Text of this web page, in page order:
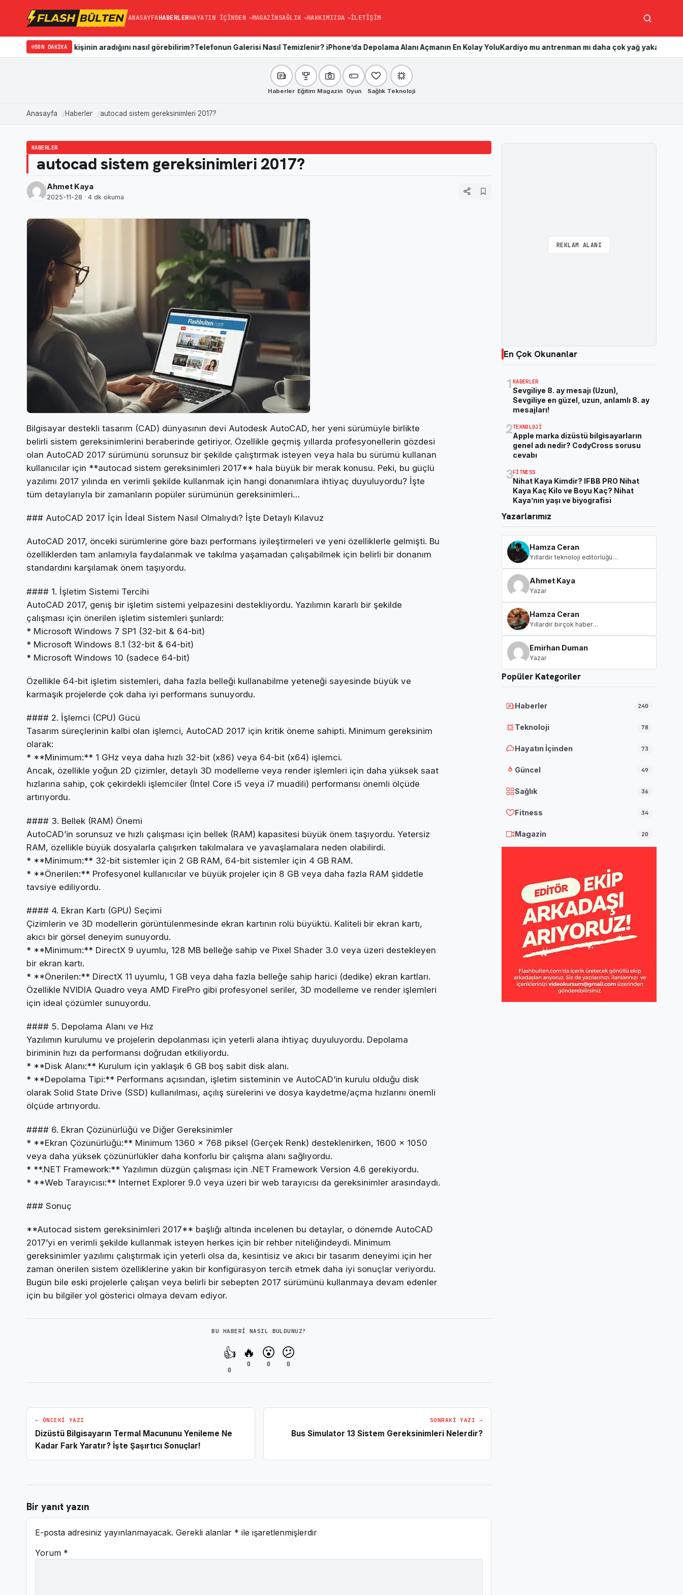
ANASAYFAHABERLERHAYATIN İÇINDEN MAGAZINSAĞLIK HAKKIMIZDA İLETIŞIM Ara
SON DAKIKA
kişinin aradığını nasıl görebilirim?Telefonun Galerisi Nasıl Temizlenir? iPhone’da Depolama Alanı Açmanın En Kolay YoluKardiyo mu antrenman mı daha çok yağ yakar? Hangisi daha
Haberler Eğitim Magazin Oyun Sağlık Teknoloji
Anasayfa Haberler autocad sistem gereksinimleri 2017?
HABERLER
autocad sistem gereksinimleri 2017?
Ahmet Kaya
2025-11-28 · 4 dk okuma
Bilgisayar destekli tasarım (CAD) dünyasının devi Autodesk AutoCAD, her yeni sürümüyle birlikte
belirli sistem gereksinimlerini beraberinde getiriyor. Özellikle geçmiş yıllarda profesyonellerin gözdesi
olan AutoCAD 2017 sürümünü sorunsuz bir şekilde çalıştırmak isteyen veya hala bu sürümü kullanan
kullanıcılar için **autocad sistem gereksinimleri 2017** hala büyük bir merak konusu. Peki, bu güçlü
yazılımı 2017 yılında en verimli şekilde kullanmak için hangi donanımlara ihtiyaç duyuluyordu? İşte
tüm detaylarıyla bir zamanların popüler sürümünün gereksinimleri…
### AutoCAD 2017 İçin İdeal Sistem Nasıl Olmalıydı? İşte Detaylı Kılavuz
AutoCAD 2017, önceki sürümlerine göre bazı performans iyileştirmeleri ve yeni özelliklerle gelmişti. Bu
özelliklerden tam anlamıyla faydalanmak ve takılma yaşamadan çalışabilmek için belirli bir donanım
standardını karşılamak önem taşıyordu.
#### 1. İşletim Sistemi Tercihi
AutoCAD 2017, geniş bir işletim sistemi yelpazesini destekliyordu. Yazılımın kararlı bir şekilde
çalışması için önerilen işletim sistemleri şunlardı:
* Microsoft Windows 7 SP1 (32-bit & 64-bit)
* Microsoft Windows 8.1 (32-bit & 64-bit)
* Microsoft Windows 10 (sadece 64-bit)
Özellikle 64-bit işletim sistemleri, daha fazla belleği kullanabilme yeteneği sayesinde büyük ve
karmaşık projelerde çok daha iyi performans sunuyordu.
#### 2. İşlemci (CPU) Gücü
Tasarım süreçlerinin kalbi olan işlemci, AutoCAD 2017 için kritik öneme sahipti. Minimum gereksinim
olarak:
* **Minimum:** 1 GHz veya daha hızlı 32-bit (x86) veya 64-bit (x64) işlemci.
Ancak, özellikle yoğun 2D çizimler, detaylı 3D modelleme veya render işlemleri için daha yüksek saat
hızlarına sahip, çok çekirdekli işlemciler (Intel Core i5 veya i7 muadili) performansı önemli ölçüde
artırıyordu.
#### 3. Bellek (RAM) Önemi
AutoCAD’in sorunsuz ve hızlı çalışması için bellek (RAM) kapasitesi büyük önem taşıyordu. Yetersiz
RAM, özellikle büyük dosyalarla çalışırken takılmalara ve yavaşlamalara neden olabilirdi.
* **Minimum:** 32-bit sistemler için 2 GB RAM, 64-bit sistemler için 4 GB RAM.
* **Önerilen:** Profesyonel kullanıcılar ve büyük projeler için 8 GB veya daha fazla RAM şiddetle
tavsiye ediliyordu.
#### 4. Ekran Kartı (GPU) Seçimi
Çizimlerin ve 3D modellerin görüntülenmesinde ekran kartının rolü büyüktü. Kaliteli bir ekran kartı,
akıcı bir görsel deneyim sunuyordu.
* **Minimum:** DirectX 9 uyumlu, 128 MB belleğe sahip ve Pixel Shader 3.0 veya üzeri destekleyen
bir ekran kartı.
* **Önerilen:** DirectX 11 uyumlu, 1 GB veya daha fazla belleğe sahip harici (dedike) ekran kartları.
Özellikle NVIDIA Quadro veya AMD FirePro gibi profesyonel seriler, 3D modelleme ve render işlemleri
için ideal çözümler sunuyordu.
#### 5. Depolama Alanı ve Hız
Yazılımın kurulumu ve projelerin depolanması için yeterli alana ihtiyaç duyuluyordu. Depolama
biriminin hızı da performansı doğrudan etkiliyordu.
* **Disk Alanı:** Kurulum için yaklaşık 6 GB boş sabit disk alanı.
* **Depolama Tipi:** Performans açısından, işletim sisteminin ve AutoCAD’in kurulu olduğu disk
olarak Solid State Drive (SSD) kullanılması, açılış sürelerini ve dosya kaydetme/açma hızlarını önemli
ölçüde artırıyordu.
#### 6. Ekran Çözünürlüğü ve Diğer Gereksinimler
* **Ekran Çözünürlüğü:** Minimum 1360 x 768 piksel (Gerçek Renk) desteklenirken, 1600 x 1050
veya daha yüksek çözünürlükler daha konforlu bir çalışma alanı sağlıyordu.
* **.NET Framework:** Yazılımın düzgün çalışması için .NET Framework Version 4.6 gerekiyordu.
* **Web Tarayıcısı:** Internet Explorer 9.0 veya üzeri bir web tarayıcısı da gereksinimler arasındaydı.
### Sonuç
**Autocad sistem gereksinimleri 2017** başlığı altında incelenen bu detaylar, o dönemde AutoCAD
2017’yi en verimli şekilde kullanmak isteyen herkes için bir rehber niteliğindeydi. Minimum
gereksinimler yazılımı çalıştırmak için yeterli olsa da, kesintisiz ve akıcı bir tasarım deneyimi için her
zaman önerilen sistem özelliklerine yakın bir konfigürasyon tercih etmek daha iyi sonuçlar veriyordu.
Bugün bile eski projelerle çalışan veya belirli bir sebepten 2017 sürümünü kullanmaya devam edenler
için bu bilgiler yol gösterici olmaya devam ediyor.
BU HABERI NASIL BULDUNUZ?
👍
0
🔥
0
😮
0
😕
0
← ÖNCEKI YAZI
Dizüstü Bilgisayarın Termal Macununu Yenileme Ne
Kadar Fark Yaratır? İşte Şaşırtıcı Sonuçlar!
SONRAKI YAZI →
Bus Simulator 13 Sistem Gereksinimleri Nelerdir?
Bir yanıt yazın
E-posta adresiniz yayınlanmayacak. Gerekli alanlar * ile işaretlenmişlerdir
Yorum *
REKLAM ALANI
En Çok Okunanlar
1 HABERLER
Sevgiliye 8. ay mesajı (Uzun),
Sevgiliye en güzel, uzun, anlamlı 8. ay
mesajları!
2TEKNOLOJI
Apple marka dizüstü bilgisayarların
genel adı nedir? CodyCross sorusu
cevabı
3FITNESS
Nihat Kaya Kimdir? IFBB PRO Nihat
Kaya Kaç Kilo ve Boyu Kaç? Nihat
Kaya’nın yaşı ve biyografisi
Yazarlarımız
Hamza Ceran
Yıllardır teknoloji editörlüğü…
Ahmet Kaya
Yazar
Hamza Ceran
Yıllardır birçok haber…
Emirhan Duman
Yazar
Popüler Kategoriler
Haberler 240
Teknoloji 78
Hayatın İçinden 73
Güncel 49
Sağlık 36
Fitness 34
Magazin 20